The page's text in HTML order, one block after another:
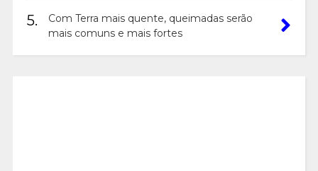
5.
Com Terra mais quente, queimadas serão
mais comuns e mais fortes